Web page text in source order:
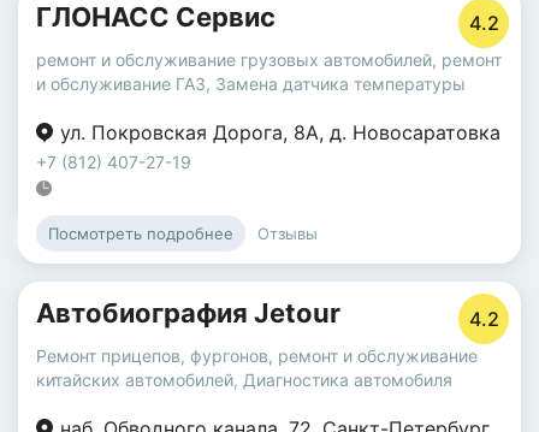
ГЛОНАСС Сервис 4.2
ремонт и обслуживание грузовых автомобилей, ремонт
и обслуживание ГАЗ, Замена датчика температуры
ул. Покровская Дорога, 8А, д. Новосаратовка
+7 (812) 407-27-19
Посмотреть подробнее Отзывы
Автобиография Jetour 4.2
Ремонт прицепов, фургонов, ремонт и обслуживание
китайских автомобилей, Диагностика автомобиля